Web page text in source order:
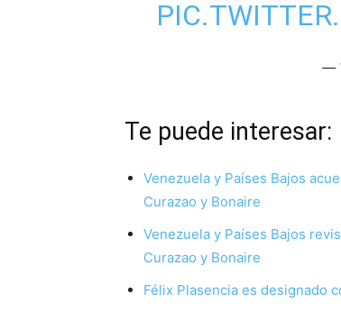
—
Te puede interesar:
Venezuela y Países Bajos
Curazao y Bonaire
Venezuela y Países Bajos
Curazao y Bonaire
Félix Plasencia es designado